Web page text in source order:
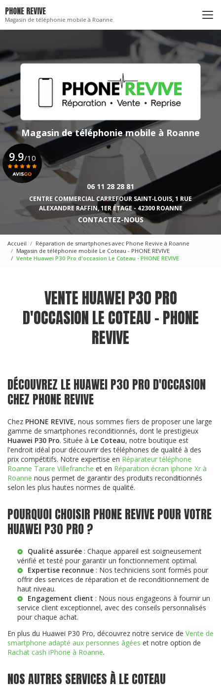
au
contenu
principal
PHONE REVIVE
Magasin de téléphonie mobile à Roanne
Magasin de téléphonie mobile à Roanne
06 11 28 28 81
CENTRE COMMERCIAL CARREFOUR SAINT‑LOUIS, 1 RUE
ALEXANDRE RAFFIN, 1ER ÉTAGE - 42300 ROANNE
CONTACTEZ-NOUS
9.9/10
Accueil
Réparation de smartphones avec Phone Revive à Roanne
Magasin de téléphonie mobile Le Coteau - PHONE REVIVE
Vente Huawei P30 Pro d'occasion Le Coteau - PHONE REVIVE
VENTE HUAWEI P30 PRO
D'OCCASION LE COTEAU - PHONE
REVIVE
DÉCOUVREZ LE HUAWEI P30 PRO D'OCCASION
CHEZ PHONE REVIVE
Chez PHONE REVIVE, nous sommes fiers de proposer une large
gamme de smartphones reconditionnés, dont le prestigieux
Huawei P30 Pro. Située à Le Coteau, notre boutique est
l'endroit idéal pour découvrir des téléphones de qualité à des
prix compétitifs. Notre expertise en Réparateur téléphone
Roanne Tarare Villefranche et en Réparation écran iphone Xr à
Roanne nous permet de garantir des produits reconditionnés
selon les plus hautes normes de qualité.
POURQUOI CHOISIR PHONE REVIVE POUR VOTRE
HUAWEI P30 PRO ?
Qualité assurée : Chaque appareil est soigneusement
vérifié et testé pour garantir un fonctionnement optimal.
Expertise reconnue : Nos techniciens sont formés pour
offrir des services de réparation et de reconditionnement de
haut niveau.
Engagement client : Nous nous engageons à fournir un
service client exceptionnel, avec des conseils personnalisés
pour chaque achat.
En plus du Huawei P30 Pro, découvrez notre service de Vente de
smartphone adapté aux personnes âgées et notre option de
Rachat cash iPhone à Roanne.
NOS AUTRES SERVICES À LE COTEAU